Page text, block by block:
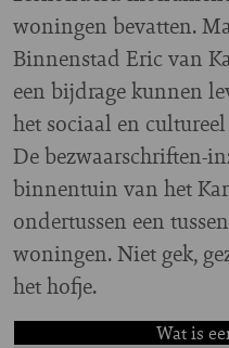
woningen bevatten.
Binnenstad Eric van
een bijdrage kunnen
het sociaal en cultureel
De bezwaarschriften-
binnentuin van het
ondertussen een
woningen. Niet gek,
het hofje.
Wat is